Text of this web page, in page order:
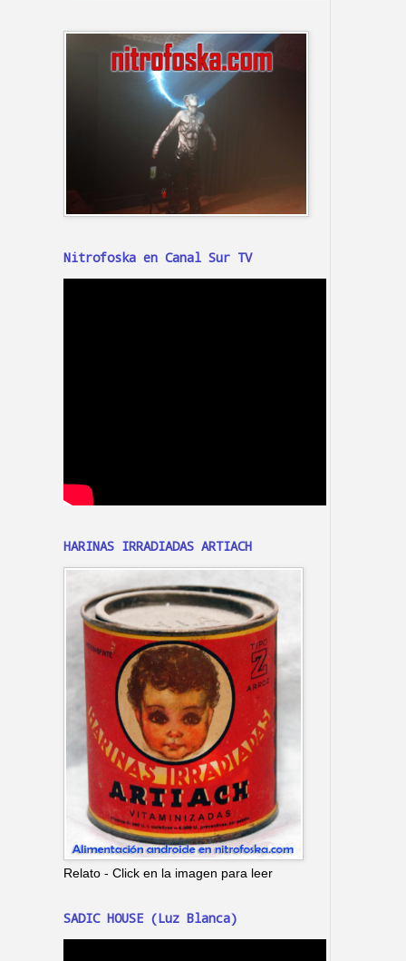
Nitrofoska en Canal Sur TV
HARINAS IRRADIADAS ARTIACH
Relato - Click en la imagen para leer
SADIC HOUSE (Luz Blanca)